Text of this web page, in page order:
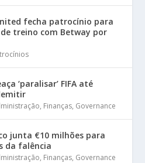
fecha patrocínio para
treino com Betway por
‘paralisar’ FIFA até
, Finanças, Governance
junta €10 milhões para
da falência
, Finanças, Governance